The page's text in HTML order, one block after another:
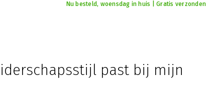
Nu besteld, woensdag in huis | Gratis verzonden
past bij mijn